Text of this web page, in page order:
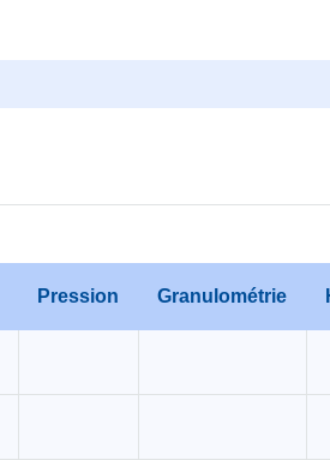
Pression Granulométrie